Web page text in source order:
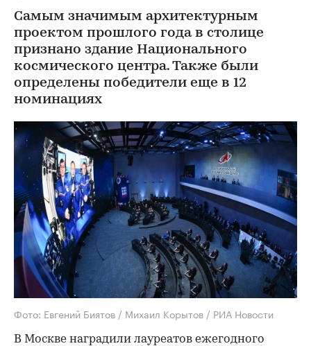
Самым значимым архитектурным
проектом прошлого года в столице
признано здание Национального
космического центра. Также были
определены победители еще в 12
номинациях
Фото: Евгений Биятов / Михаил Корытов / РИА Новости
В Москве наградили лауреатов ежегодного